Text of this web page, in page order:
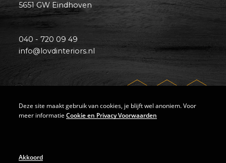
Deze site maakt gebruik van cookies, je blijft wel anoniem. Voor
meer informatieCookie en Privacy Voorwaarden
Akkoord
5651 GW Eindhoven
040 - 720 09 49
info@lovdinteriors.nl